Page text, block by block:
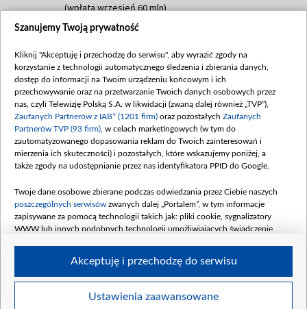
(wpłata wrzesień 60 mln)
Dofinansowanie 635 783 051,21 PLN
(wpłata wrzesień 100 mln, październik 350
mln, listopad 265 mln)
Dofinansowanie 48 862 000,00 PLN
Data podpisania umowy: GRUDZIEŃ 2025
(wpłata grudzień 60,548 mln)
Dofinansowanie 900 000 000,00 PLN
Data podpisania umowy: LUTY 2026 (wpłata
kwiecień 180 mln, 7 maja 180 mln, 8
czerwca 90 mln)
Dofinansowanie 250 000 000,00 PLN
4 sierpnia 250 mln
Szanujemy Twoją prywatność
Kliknij "Akceptuję i przechodzę do serwisu", aby wyrazić zgody na
korzystanie z technologii automatycznego śledzenia i zbierania danych,
dostęp do informacji na Twoim urządzeniu końcowym i ich
przechowywanie oraz na przetwarzanie Twoich danych osobowych przez
nas, czyli Telewizję Polską S.A. w likwidacji (zwaną dalej również „TVP”),
Zaufanych Partnerów z IAB* (1201 firm) oraz pozostałych Zaufanych
Partnerów TVP (93 firm) , w celach marketingowych (w tym do
zautomatyzowanego dopasowania reklam do Twoich zainteresowań i
mierzenia ich skuteczności) i pozostałych, które wskazujemy poniżej, a
także zgody na udostępnianie przez nas identyfikatora PPID do Google.
Twoje dane osobowe zbierane podczas odwiedzania przez Ciebie naszych
poszczególnych serwisów zwanych dalej „Portalem”, w tym informacje
zapisywane za pomocą technologii takich jak: pliki cookie, sygnalizatory
WWW lub innych podobnych technologii umożliwiających świadczenie
Twoje dane osobowe zbierane podczas odwiedzania przez Ciebie
Ustawienia zaawansowane
Akceptuję i przechodzę do serwisu